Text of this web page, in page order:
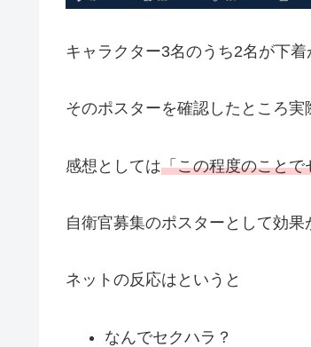
キャラクター3名のうち2名が下
そのポスターを確認したところ実
感想としては「この程度のこと
自衛官募集のポスターとして効
ネットの反応はというと
なんでセクハラ？